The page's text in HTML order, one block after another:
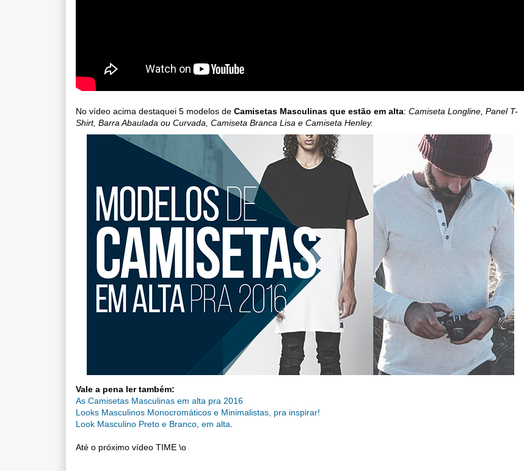
No vídeo acima destaquei 5 modelos de Camisetas Masculinas que estão em alta: Camiseta Longline, Panel T-
Shirt, Barra Abaulada ou Curvada, Camiseta Branca Lisa e Camiseta Henley.
Vale a pena ler também:
As Camisetas Masculinas em alta pra 2016
Looks Masculinos Monocromáticos e Minimalistas, pra inspirar!
Look Masculino Preto e Branco, em alta
Até o próximo vídeo TIME \o